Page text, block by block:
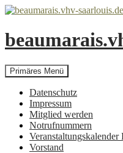
Suchen
Primäres Menü
Inhalt
springen
Datenschutz
Impressum
Mitglied werden
Notrufnummern
Veranstaltungskalender
Vorstand